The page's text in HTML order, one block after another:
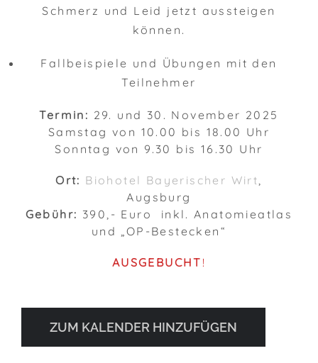
Schmerz und Leid jetzt aussteigen
können.
Fallbeispiele und Übungen mit den
Teilnehmer
Termin: 29. und 30. November 2025
Samstag von 10.00 bis 18.00 Uhr
Sonntag von 9.30 bis 16.30 Uhr
Ort: Biohotel Bayerischer Wirt,
Augsburg
Gebühr: 390,- Euro inkl. Anatomieatlas
und „OP-Bestecken“
AUSGEBUCHT !
ZUM KALENDER HINZUFÜGEN